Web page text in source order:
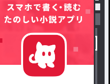
ジャンルから探す
恋愛・ロマンス